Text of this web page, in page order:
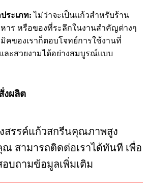
ระเภท: ไม่ว่าจะเป็นแก้วสำหรับร้าน
าร หรือของที่ระลึกในงานสำคัญต่างๆ
มิคของเราก็ตอบโจทย์การใช้งานที่
ะสวยงามได้อย่างสมบูรณ์แบบ
งผลิต
สรรค์แก้วสกรีนคุณภาพสูง
สามารถติดต่อเราได้ทันที เพื่อ
บถามข้อมูลเพิ่มเติม